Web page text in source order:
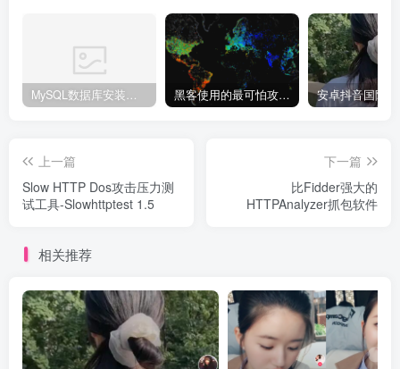
MySQL数据库安装教程 黑客使用的最可怕攻击手段有哪些?
上一篇
Slow HTTP Dos攻击压力测
试工具-Slowhttptest 1.5
下一篇
比Fidder强大的
HTTPAnalyzer抓包软件
相关推荐